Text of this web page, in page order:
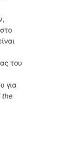
του
για
the